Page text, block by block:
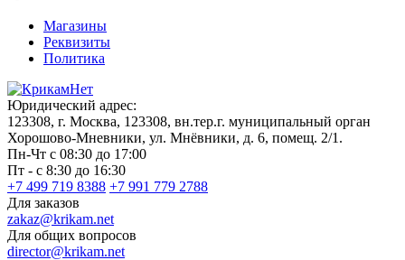
Магазины
Реквизиты
Политика
Юридический адрес:
123308, г. Москва, 123308, вн.тер.г. муниципальный орган
Хорошово-Мневники, ул. Мнёвники, д. 6, помещ. 2/1.
Пн-Чт с 08:30 до 17:00
Пт - с 8:30 до 16:30
+7 499 719 8388 +7 991 779 2788
Для заказов
zakaz@krikam.net
Для общих вопросов
director@krikam.net